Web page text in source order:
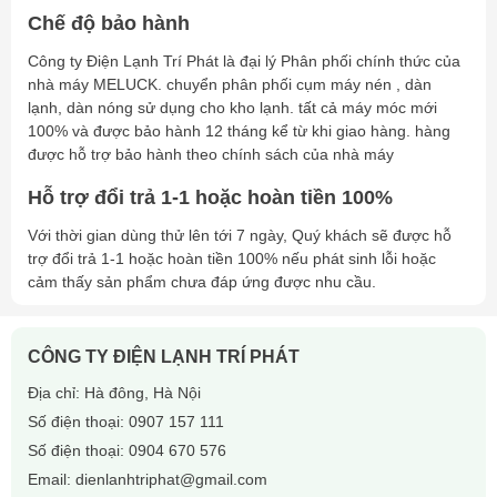
Tình trạng hàng hóa
Có sẵn tại kho – Giao ngay
⭐3. Ưu điểm nổi bật của Kaideli KUDL080-E2C
✅ Làm lạnh nhanh, tiết kiệm điệnnhờ cấu tạo dàn ống
đồng – lá nhôm tối ưu truyền nhiệt.
✅Quạt gió công suất lớn, hoạt động êm ái, độ bền cao.
✅ Vỏ sơn tĩnh điện trắng sữa , chống gỉ sét, bền đẹp theo
thời gian.
✅Tiêu chuẩn chất lượng Châu Âu, sản xuất tại nhà máy
Kaideli – TQ.
Dễ lắp đặt, bảo trì
, tương thích tốt với nhiều loại máy
🏭4. Ứng dụng thực tế của dàn lạnh KUDL080-
E2C
Dàn lạnh KUDL080-E2C phù hợp lắp đặt cho:
Kho mát bảo quản rau củ quả, trái cây
Chế độ bảo hành
Công ty Điện Lạnh Trí Phát là đại lý Phân phối chính thức của
nhà máy MELUCK. chuyển phân phối cụm máy nén , dàn
lạnh, dàn nóng sử dụng cho kho lạnh. tất cả máy móc mới
100% và được bảo hành 12 tháng kể từ khi giao hàng. hàng
được hỗ trợ bảo hành theo chính sách của nhà máy
Hỗ trợ đổi trả 1-1 hoặc hoàn tiền 100%
Với thời gian dùng thử lên tới 7 ngày, Quý khách sẽ được hỗ
trợ đổi trả 1-1 hoặc hoàn tiền 100% nếu phát sinh lỗi hoặc
cảm thấy sản phẩm chưa đáp ứng được nhu cầu.
CÔNG TY ĐIỆN LẠNH TRÍ PHÁT
Địa chỉ: Hà đông, Hà Nội
Số điện thoại: 0907 157 111
Số điện thoại: 0904 670 576
Email: dienlanhtriphat@gmail.com